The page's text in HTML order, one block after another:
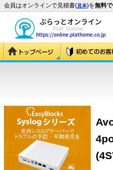
会員はオンラインで見積書(見本)を無料